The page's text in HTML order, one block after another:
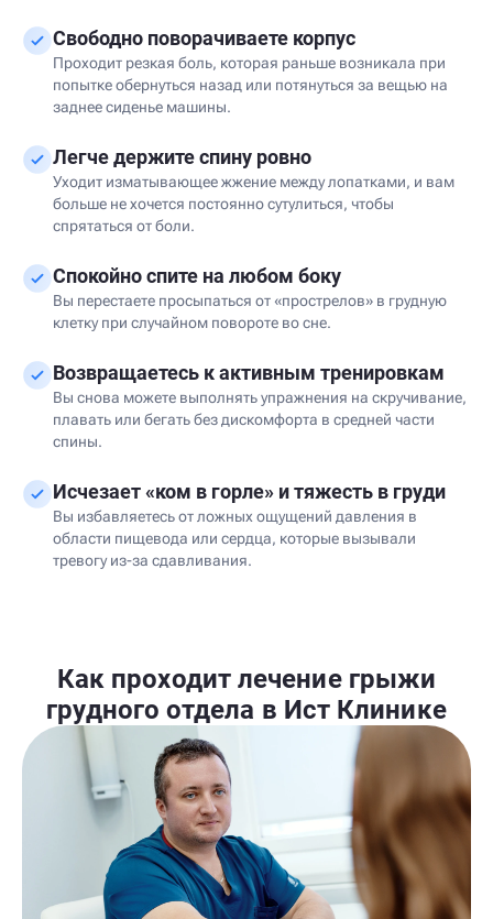
Свободно поворачиваете корпус
Проходит резкая боль, которая раньше возникала при
попытке обернуться назад или потянуться за вещью на
заднее сиденье машины.
Легче держите спину ровно
Уходит изматывающее жжение между лопатками, и вам
больше не хочется постоянно сутулиться, чтобы
спрятаться от боли.
Спокойно спите на любом боку
Вы перестаете просыпаться от «прострелов» в грудную
клетку при случайном повороте во сне.
Возвращаетесь к активным тренировкам
Вы снова можете выполнять упражнения на скручивание,
плавать или бегать без дискомфорта в средней части
спины.
Исчезает «ком в горле» и тяжесть в груди
Вы избавляетесь от ложных ощущений давления в
области пищевода или сердца, которые вызывали
тревогу из-за сдавливания.
Как проходит лечение грыжи
грудного отдела в Ист Клинике